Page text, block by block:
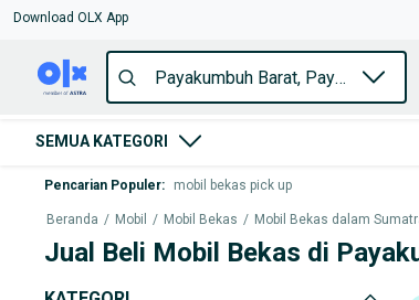
Download OLX App
SEMUA KATEGORI
Pencarian Populer: mobil bekas pick up
Beranda / Mobil / Mobil Bekas / Mobil Bekas dalam
Jual Beli Mobil Bekas di